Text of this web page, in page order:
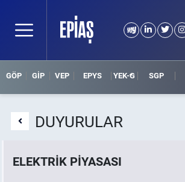
GÖP GİP VEP EPYS YEK-G SGP
DUYURULAR
ELEKTRİK PİYASASI